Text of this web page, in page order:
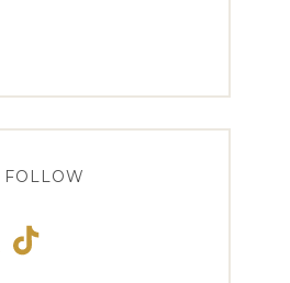
FOLLOW
TikTok